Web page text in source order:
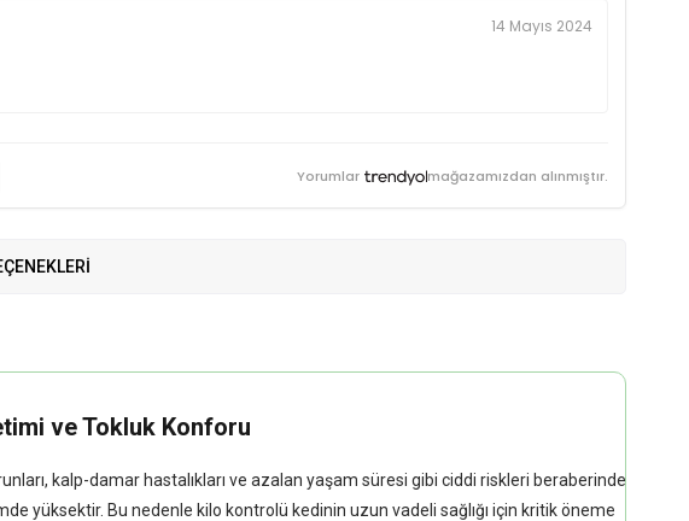
14 Mayıs 2024
Yorumlar mağazamızdan alınmıştır.
ve Tokluk Konforu
kalp-damar hastalıkları ve azalan yaşam süresi gibi ciddi riskleri beraberinde
yüksektir. Bu nedenle kilo kontrolü kedinin uzun vadeli sağlığı için kritik öneme